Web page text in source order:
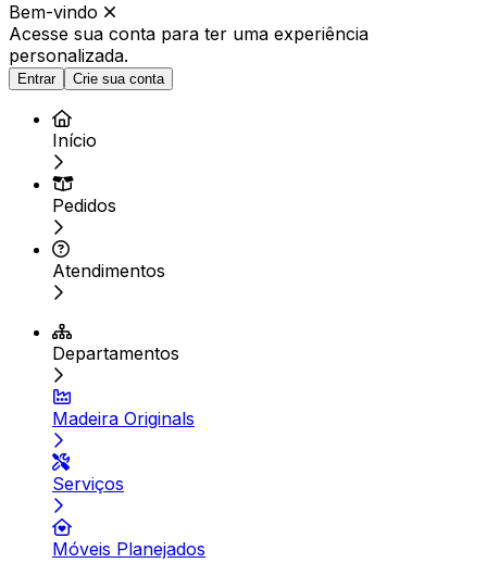
Bem-vindo
Acesse sua conta para ter uma experiência
personalizada.
Entrar Crie sua conta
Início
Pedidos
Atendimentos
Departamentos
Madeira Originals
Serviços
Móveis Planejados